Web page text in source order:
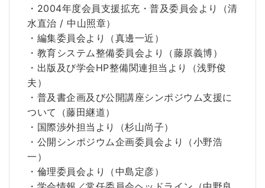
・2004年度会員支援拡充・普及委員会より（清
水直治 / 中山照章）
・編集委員会より（真邊一近）
・教育システム整備委員会より（藤原義博）
・出版及び学会HP整備関連担当より（浅野俊
夫）
・普及書企画及び公開講座シンポジウム支援に
ついて（藤田継道）
・国際渉外担当より（杉山尚子）
・公開シンポジウム企画委員会より（小野浩
一）
・倫理委員会より（中島定彦）